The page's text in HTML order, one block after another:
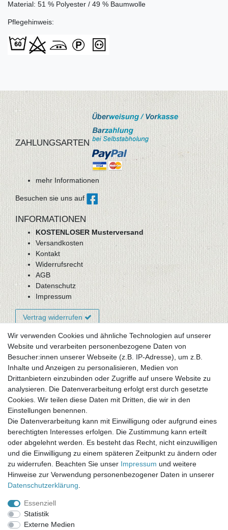
Material: 51 % Polyester / 49 % Baumwolle
Pflegehinweis:
ZAHLUNGSARTEN
mehr Informationen
Besuchen sie uns auf
INFORMATIONEN
KOSTENLOSER Musterversand
Versandkosten
Kontakt
Widerrufsrecht
AGB
Datenschutz
Impressum
Vertrag widerrufen
Newsletter-Anmeldung
FAQ / Fragen
Mein Warenkorb
Mein Merkzettel
Mein Konto
UNSER LADENGESCHÄFT
Gottlieb-Daimler-Str. 10
33334 Gütersloh
ÖFFNUNGSZEITEN
Montag - Dienstag: 8.00 - 18.00 Uhr, Mittwoch Ruhetag,
Donnerstag: 8.00 - 18.00 Uhr, Freitag 8.00 - 14.00 Uhr
KUNDENSERVICE
Telefon: (05241) 403 22 38
Wir verwenden Cookies und ähnliche Technologien auf unserer
Website und verarbeiten personenbezogene Daten von
Besucher:innen unserer Webseite (z.B. IP-Adresse), um z.B.
Inhalte und Anzeigen zu personalisieren, Medien von
Drittanbietern einzubinden oder Zugriffe auf unsere Website zu
analysieren. Die Datenverarbeitung erfolgt erst durch gesetzte
Cookies. Wir teilen diese Daten mit Dritten, die wir in den
Einstellungen benennen.
Die Datenverarbeitung kann mit Einwilligung oder aufgrund eines
berechtigten Interesses erfolgen. Die Zustimmung kann erteilt
oder abgelehnt werden. Es besteht das Recht, nicht einzuwilligen
und die Einwilligung zu einem späteren Zeitpunkt zu ändern oder
zu widerrufen. Beachten Sie unser Impressum und weitere
Hinweise zur Verwendung personenbezogener Daten in unserer
Daten­schutz­erklärung
Essenziell
Statistik
Externe Medien